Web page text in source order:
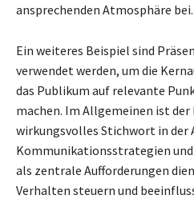
ansprechenden Atmosphäre bei.
Ein weiteres Beispiel sind
verwendet werden, um die
das Publikum auf relevante
machen. Im Allgemeinen ist der
wirkungsvolles Stichwort in der
Kommunikationsstrategien
als zentrale Aufforderungen
Verhalten steuern und